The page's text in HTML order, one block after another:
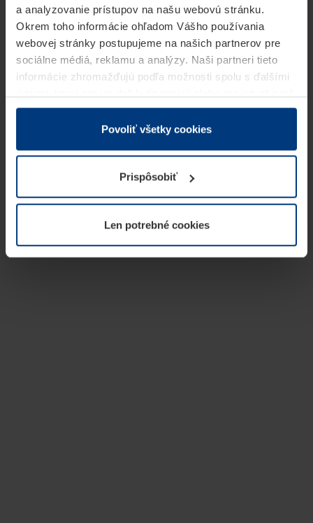
a analyzovanie prístupov na našu webovú stránku.
Okrem toho informácie ohľadom Vášho používania
webovej stránky postupujeme na našich partnerov pre
sociálne médiá, reklamu a analýzy. Naši partneri tieto
informácie zhromažďujú podľa možnosti spolu s ďalšími
v rámci Vášho využívania služieb.
Z právneho hľadiska môžeme cookies ukladať na Vašom
prevádzku tejto stránky. Pre všetky ostatné typy cookie
potrebujeme Vaše povolenie. Vaše povolenie môžete
kedykoľvek zmeniť alebo odvolať vo vysvetlení cookie
našej webovej stránky.
Povoliť všetky cookies
Prispôsobiť
Len potrebné cookies